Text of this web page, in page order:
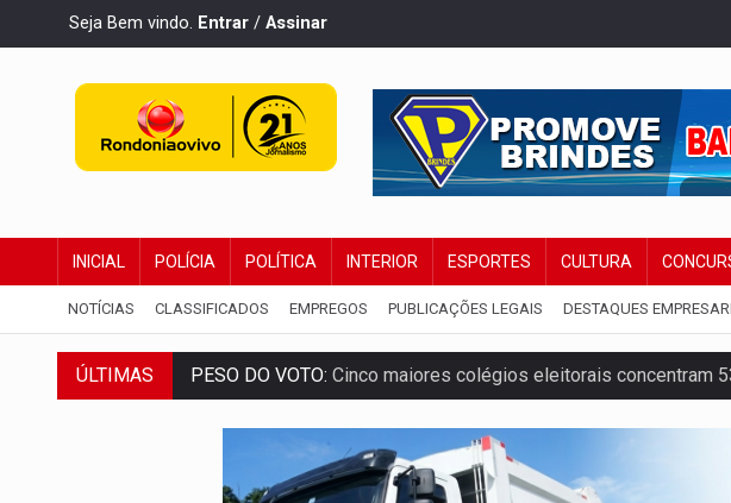
Seja Bem vindo. Entrar / Assinar
INICIAL POLÍCIA POLÍTICA INTERIOR ESPORTES CULTURA
NOTÍCIAS CLASSIFICADOS EMPREGOS PUBLICAÇÕES LEGAIS DESTAQUES
ÚLTIMAS COLUNA SEMANAL:Largada foi dada e candidatos ao Governo
SOB SUSPEITA:Entrega de 286 máquinas em Rondônia
Reter até 50% no distrato imobiliário é legal, mas não